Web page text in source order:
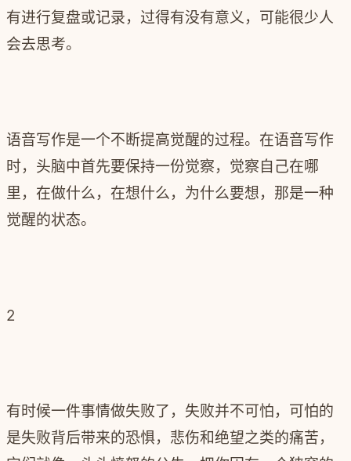
有进行复盘或记录，过得有没有意义，可能很少人
会去思考。
语音写作是一个不断提高觉醒的过程。在语音写作
时，头脑中首先要保持一份觉察，觉察自己在哪
里，在做什么，在想什么，为什么要想，那是一种
觉醒的状态。
2
有时候一件事情做失败了，失败并不可怕，可怕的
是失败背后带来的恐惧，悲伤和绝望之类的痛苦，